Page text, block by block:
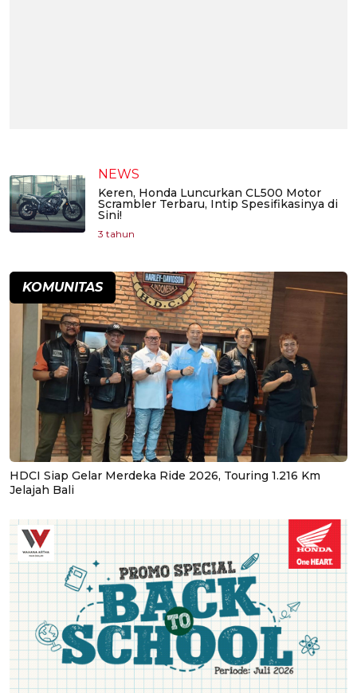
NEWS
Keren, Honda Luncurkan CL500 Motor
Scrambler Terbaru, Intip Spesifikasinya di
Sini!
3 tahun
KOMUNITAS
HDCI Siap Gelar Merdeka Ride 2026, Touring 1.216 Km
Jelajah Bali